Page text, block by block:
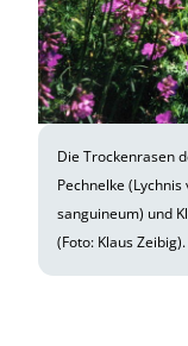
Die Trockenrasen
Pechnelke (Lychnis
sanguineum) und
(Foto: Klaus Zeibig).